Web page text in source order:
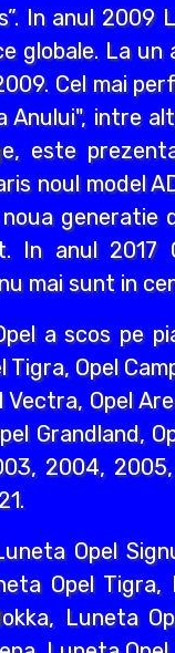
In anul 2009
globale. La
Cel mai
Anului", intre
este
noul model
generatie
In anul 2017
mai sunt in
a scos pe
Opel
Vectra, Opel
Grandland,
2004,
Opel
Opel Tigra,
Luneta